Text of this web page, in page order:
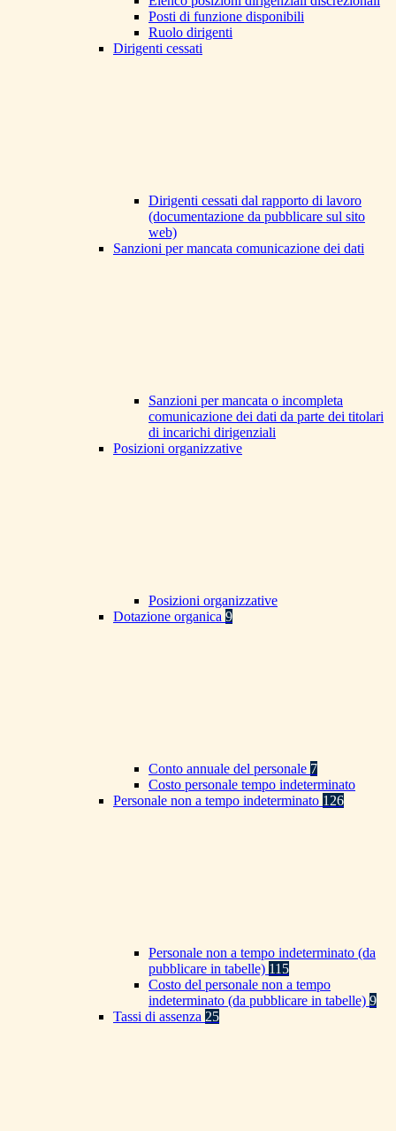
Posti di funzione disponibili
Ruolo dirigenti
Dirigenti cessati
Dirigenti cessati dal rapporto di lavoro
(documentazione da pubblicare sul sito
web)
Sanzioni per mancata comunicazione dei dati
Sanzioni per mancata o incompleta
comunicazione dei dati da parte dei titolari
di incarichi dirigenziali
Posizioni organizzative
Posizioni organizzative
Dotazione organica 9
Conto annuale del personale 7
Costo personale tempo indeterminato
Personale non a tempo indeterminato 126
Personale non a tempo indeterminato (da
pubblicare in tabelle) 115
Costo del personale non a tempo
indeterminato (da pubblicare in tabelle) 9
Tassi di assenza 25